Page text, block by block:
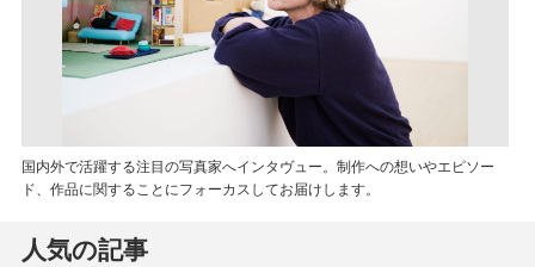
国内外で活躍する注目の写真家へインタヴュー。制作への想いやエピソー
ド、作品に関することにフォーカスしてお届けします。
人気の記事